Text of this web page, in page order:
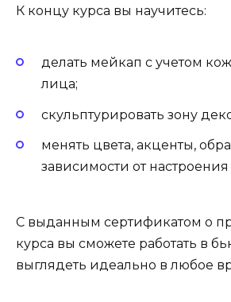
К концу курса вы научитесь:
делать мейкап с учетом
лица;
скульптурировать зону
менять цвета, акценты,
зависимости от
С выданным сертификатом о
курса вы сможете работать в
выглядеть идеально в любое